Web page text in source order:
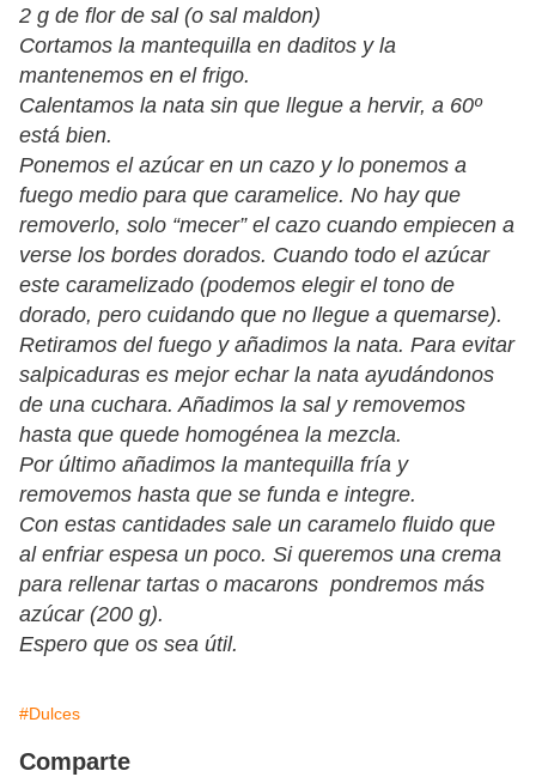
2 g de flor de sal (o sal maldon)
Cortamos la mantequilla en daditos y la
mantenemos en el frigo.
Calentamos la nata sin que llegue a hervir, a 60º
está bien.
Ponemos el azúcar en un cazo y lo ponemos a
fuego medio para que caramelice. No hay que
removerlo, solo “mecer” el cazo cuando empiecen a
verse los bordes dorados. Cuando todo el azúcar
este caramelizado (podemos elegir el tono de
dorado, pero cuidando que no llegue a quemarse).
Retiramos del fuego y añadimos la nata. Para evitar
salpicaduras es mejor echar la nata ayudándonos
de una cuchara. Añadimos la sal y removemos
hasta que quede homogénea la mezcla.
Por último añadimos la mantequilla fría y
removemos hasta que se funda e integre.
Con estas cantidades sale un caramelo fluido que
al enfriar espesa un poco. Si queremos una crema
para rellenar tartas o macarons pondremos más
azúcar (200 g).
Espero que os sea útil.
#Dulces
Comparte